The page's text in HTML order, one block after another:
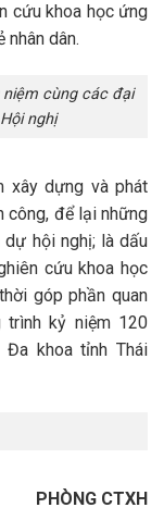
cứu khoa học ứng
dân.
cùng các đại
nghị
xây dựng và phát
công, để lại những
hội nghị; là dấu
cứu khoa học
góp phần quan
trình kỷ niệm 120
Đa khoa tỉnh Thái
PHÒNG CTXH